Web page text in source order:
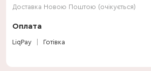
Доставка Новою Поштою (очікується)
Оплата
LiqPay Готівка